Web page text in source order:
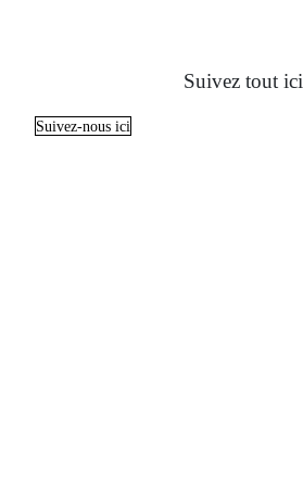
Suivez tout ici
Suivez-nous ici